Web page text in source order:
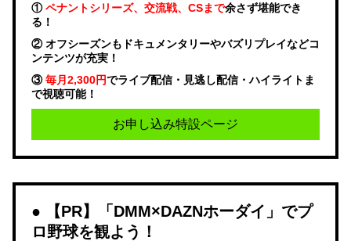
①ペナントシリーズ、交流戦、CSまで余さず堪能でき
る！
② オフシーズンもドキュメンタリーやバズリプレイなどコ
ンテンツが充実！
③毎月2,300円でライブ配信・見逃し配信・ハイライトま
で視聴可能！
お申し込み特設ページ
【PR】「DMM×DAZNホーダイ」でプ
ロ野球を観よう！